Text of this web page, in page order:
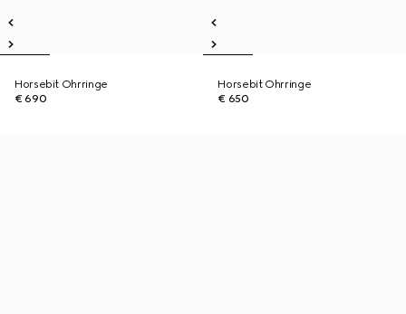
Horsebit Ohrringe
€ 690
Horsebit Ohrringe
€ 650